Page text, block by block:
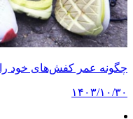
چگونه عمر کفش‌های خود
۱۴۰۳/۱۰/۳۰